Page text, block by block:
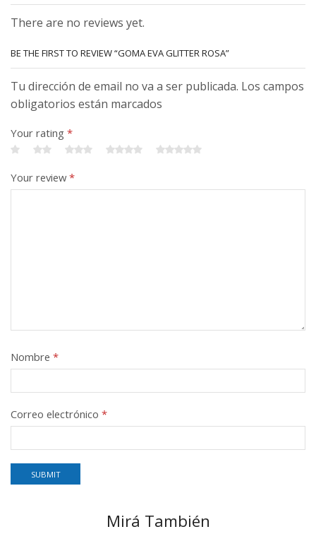
There are no reviews yet.
BE THE FIRST TO REVIEW “GOMA EVA GLITTER ROSA”
Tu dirección de email no va a ser publicada. Los campos
obligatorios están marcados
Your rating *
Your review*
Nombre *
Correo electrónico *
Mirá También